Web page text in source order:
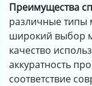
Преимущества
различные типы
широкий выбор
качество
аккуратность
соответствие